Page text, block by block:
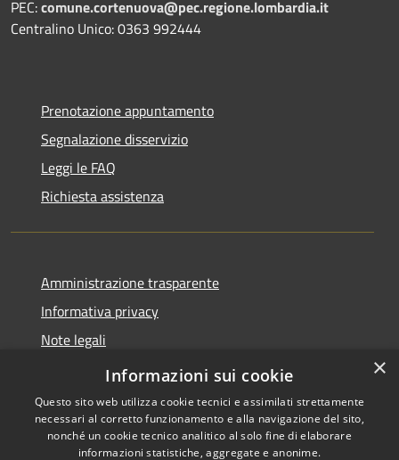
PEC:comune.cortenuova@pec.regione.lombardia.it
Centralino Unico: 0363 992444
Prenotazione appuntamento
Segnalazione disservizio
Leggi le FAQ
Richiesta assistenza
Amministrazione trasparente
Informativa privacy
Note legali
Dichiarazione di accessibilità
×
Informazioni sui cookie
Questo sito web utilizza cookie tecnici e assimilati strettamente
necessari al corretto funzionamento e alla navigazione del sito,
nonché un cookie tecnico analitico al solo fine di elaborare
informazioni statistiche, aggregate e anonime.